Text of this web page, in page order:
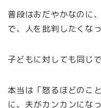
普段はおだやかなのに
で、人を批判したくな
子どもに対しても同じで
本当は「怒るほどのこ
に、夫がカンカンにな